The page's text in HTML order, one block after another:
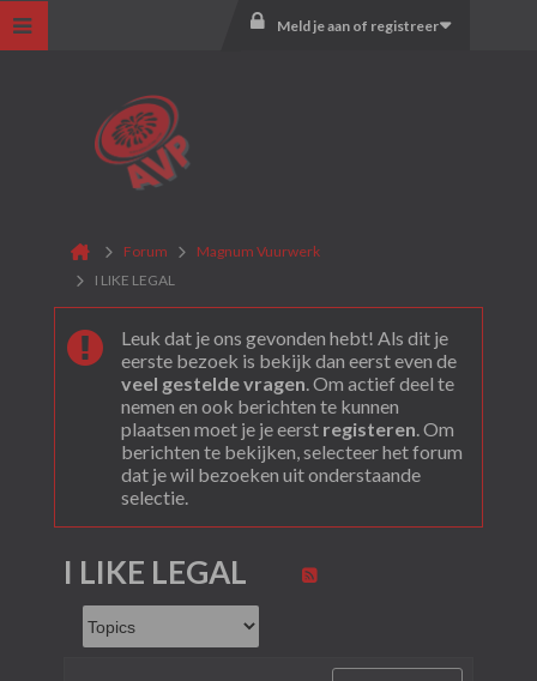
Meld je aan of registreer
Forum
Magnum Vuurwerk
I LIKE LEGAL
Leuk dat je ons gevonden hebt! Als dit je
eerste bezoek is bekijk dan eerst even de
veel gestelde vragen. Om actief deel te
nemen en ook berichten te kunnen
plaatsen moet je je eerst registeren. Om
berichten te bekijken, selecteer het forum
dat je wil bezoeken uit onderstaande
selectie.
I LIKE LEGAL